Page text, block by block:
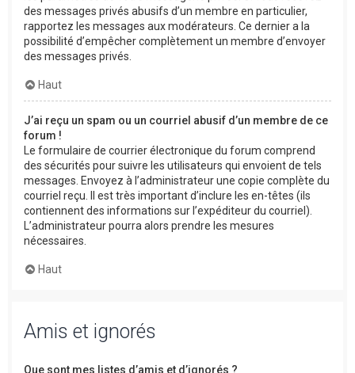
des messages privés abusifs d’un membre en particulier,
rapportez les messages aux modérateurs. Ce dernier a la
possibilité d’empêcher complètement un membre d’envoyer
des messages privés.
Haut
J’ai reçu un spam ou un courriel abusif d’un membre de ce
forum !
Le formulaire de courrier électronique du forum comprend
des sécurités pour suivre les utilisateurs qui envoient de tels
messages. Envoyez à l’administrateur une copie complète du
courriel reçu. Il est très important d’inclure les en-têtes (ils
contiennent des informations sur l’expéditeur du courriel).
L’administrateur pourra alors prendre les mesures
nécessaires.
Haut
Amis et ignorés
Que sont mes listes d’amis et d’ignorés ?